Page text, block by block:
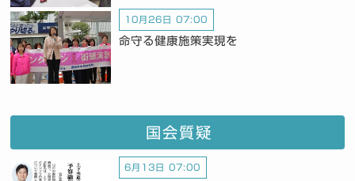
10月26日 07:00
命守る健康施策実現を
国会質疑
6月13日 07:00